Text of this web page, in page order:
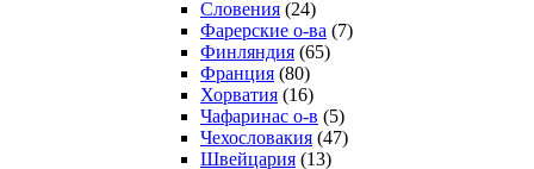
Словения (24)
Фарерские о-ва (7)
Финляндия (65)
Франция (80)
Хорватия (16)
Чафаринас о-в (5)
Чехословакия (47)
Швейцария (13)